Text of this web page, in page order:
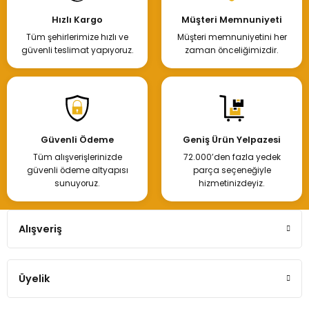
Hızlı Kargo
Tüm şehirlerimize hızlı ve
güvenli teslimat yapıyoruz.
Müşteri Memnuniyeti
Müşteri memnuniyetini her
zaman önceliğimizdir.
Güvenli Ödeme
Tüm alışverişlerinizde
güvenli ödeme altyapısı
sunuyoruz.
Geniş Ürün Yelpazesi
72.000’den fazla yedek
parça seçeneğiyle
hizmetinizdeyiz.
Alışveriş
Üyelik